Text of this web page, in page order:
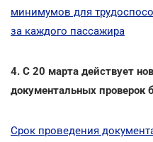
минимумов для
за каждого пассажира
4. С 20 марта действует
документальных
Срок проведения